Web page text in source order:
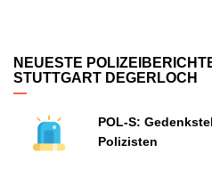
NEUESTE
STUTTGART DEGERLOCH
POL-S:
Polizisten